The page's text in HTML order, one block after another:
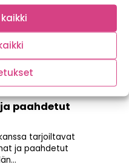
paahdetut
tarjoiltavat
ja paahdetut